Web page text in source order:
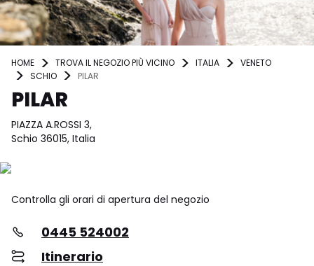
HOME TROVA IL NEGOZIO PIÙ VICINO ITALIA
VENETO
SCHIO
PILAR
PILAR
PIAZZA A.ROSSI 3,
Schio 36015, Italia
Controlla gli orari di apertura del negozio
0445 524002
Itinerario